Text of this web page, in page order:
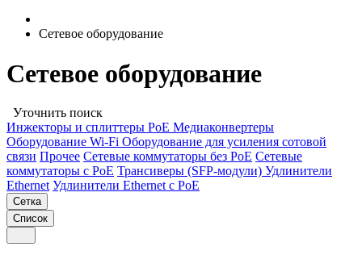
Сетевое оборудование
Сетевое оборудование
Уточнить поиск
Инжекторы и сплиттеры РоЕ Медиаконвертеры
Оборудование Wi-Fi Оборудование для усиления сотовой
связи Прочее Сетевые коммутаторы без РоЕ Сетевые
коммутаторы с РоЕ Трансиверы (SFP-модули) Удлинители
Ethernet Удлинители Ethernet с PoE
Сетка
Список